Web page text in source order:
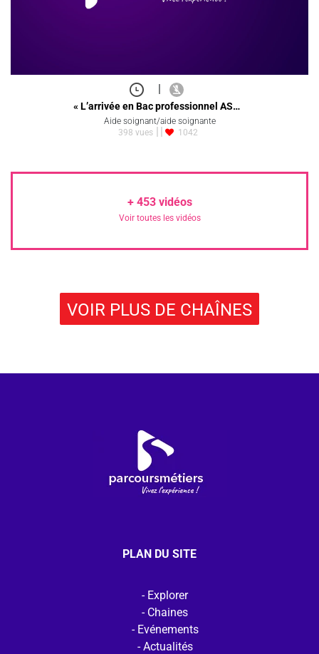
|
« L’arrivée en Bac professionnel AS…
Aide soignant/aide soignante
398 vues
1042
+ 453vidéos
Voir toutes les vidéos
VOIR PLUS DE CHAÎNES
PLAN DU SITE
Explorer
Chaines
Evénements
Actualités